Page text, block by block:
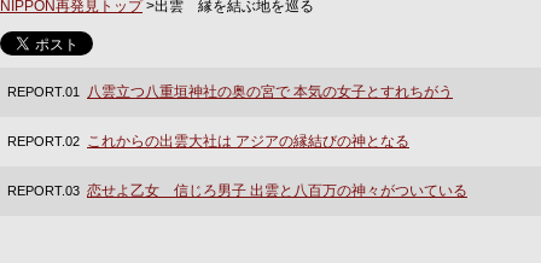
NIPPON再発見トップ>出雲 縁を結ぶ地を巡る
REPORT.01 八雲立つ八重垣神社の奥の宮で 本気の女子とすれちがう
REPORT.02 これからの出雲大社は アジアの縁結びの神となる
REPORT.03 恋せよ乙女 信じろ男子 出雲と八百万の神々がついている